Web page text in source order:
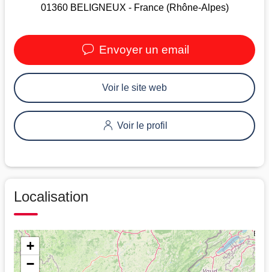
01360 BELIGNEUX - France (Rhône-Alpes)
Envoyer un email
Voir le site web
Voir le profil
Localisation
+
−